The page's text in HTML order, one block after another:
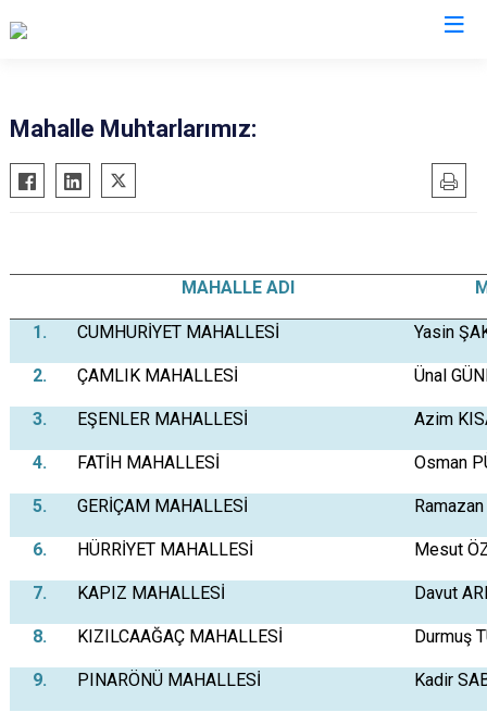
Acıpayam
Pamukkale
Baklan
Beyağaç
Bozkurt
Buldan
Çameli
Honaz
Sarayköy
Tavas
Mahalle Muhtarlarımız:
MAHALLE ADI
1. CUMHURİYET MAHALLESİ Yasin
2. ÇAMLIK MAHALLESİ Ünal
3. EŞENLER MAHALLESİ Azim
4. FATİH MAHALLESİ Osman
5. GERİÇAM MAHALLESİ Ramazan
6. HÜRRİYET MAHALLESİ Mesut
7. KAPIZ MAHALLESİ Davut
8. KIZILCAAĞAÇ MAHALLESİ Durmuş
9. PINARÖNÜ MAHALLESİ Kadir